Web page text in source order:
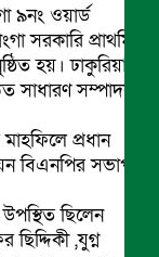
৯নং ওয়ার্ড
সরকারি প্রাথমিক
হয়। ঢাকুরিয়া
সাধারণ সম্পাদক
প্রধান
বিএনপির সভাপতি
ছিলেন
,যুগ্ন